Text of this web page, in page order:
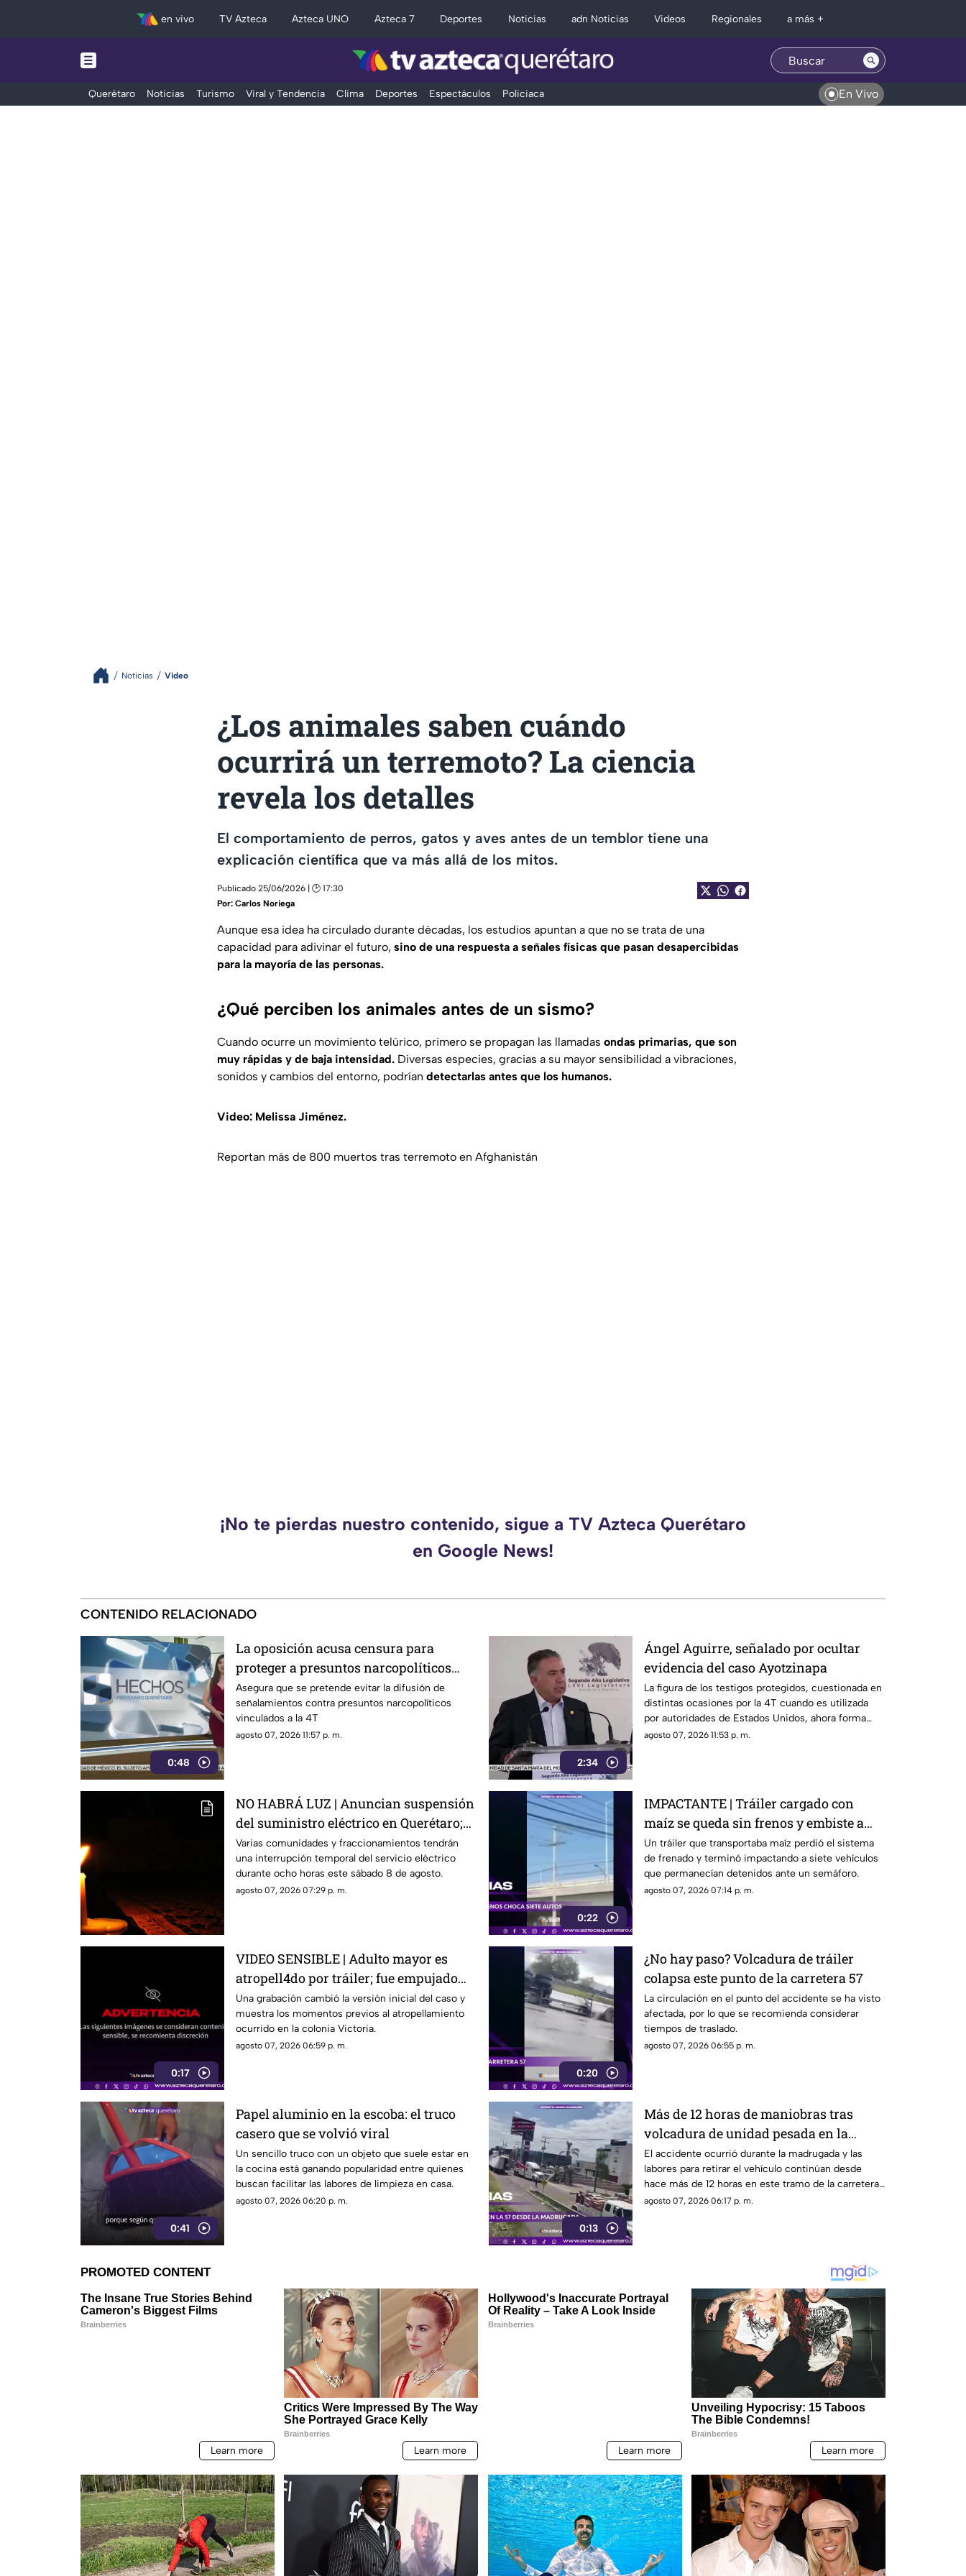
en vivo TV Azteca Azteca UNO Azteca 7 Deportes Noticias adn Noticias Videos Regionales a más +
Querétaro Noticias Turismo Viral y Tendencia Clima Deportes Espectáculos Policiaca En Vivo
Noticias Video
¿Los animales saben cuándo
ocurrirá un terremoto? La ciencia
revela los detalles
El comportamiento de perros, gatos y aves antes de un temblor tiene una
explicación científica que va más allá de los mitos.
Publicado 25/06/2026 | 🕑 17:30
Por: Carlos Noriega
Aunque esa idea ha circulado durante décadas, los estudios apuntan a que no se trata de una
capacidad para adivinar el futuro, sino de una respuesta a señales físicas que pasan desapercibidas
para la mayoría de las personas.
¿Qué perciben los animales antes de un sismo?
Cuando ocurre un movimiento telúrico, primero se propagan las llamadas ondas primarias, que son
muy rápidas y de baja intensidad. Diversas especies, gracias a su mayor sensibilidad a vibraciones,
sonidos y cambios del entorno, podrían detectarlas antes que los humanos.
Video: Melissa Jiménez.
Reportan más de 800 muertos tras terremoto en Afghanistán
¡No te pierdas nuestro contenido, sigue a TV Azteca Querétaro
en Google News!
CONTENIDO RELACIONADO
0:48
La oposición acusa censura para
proteger a presuntos narcopolíticos
vinculados a la 4T
Asegura que se pretende evitar la difusión de
señalamientos contra presuntos narcopolíticos
vinculados a la 4T
agosto 07, 2026 11:57 p. m.
2:34
Ángel Aguirre, señalado por ocultar
evidencia del caso Ayotzinapa
La figura de los testigos protegidos, cuestionada en
distintas ocasiones por la 4T cuando es utilizada
por autoridades de Estados Unidos, ahora forma
parte de los elementos de la investigación contra el
agosto 07, 2026 11:53 p. m.
NO HABRÁ LUZ | Anuncian suspensión
del suministro eléctrico en Querétaro;
estás serán las zonas afectadas
Varias comunidades y fraccionamientos tendrán
una interrupción temporal del servicio eléctrico
durante ocho horas este sábado 8 de agosto.
agosto 07, 2026 07:29 p. m.
0:22
IMPACTANTE | Tráiler cargado con
maíz se queda sin frenos y embiste a
siete vehículos
Un tráiler que transportaba maíz perdió el sistema
de frenado y terminó impactando a siete vehículos
que permanecían detenidos ante un semáforo.
agosto 07, 2026 07:14 p. m.
0:17
VIDEO SENSIBLE | Adulto mayor es
atropell4do por tráiler; fue empujado
antes de m0rir
Una grabación cambió la versión inicial del caso y
muestra los momentos previos al atropellamiento
ocurrido en la colonia Victoria.
agosto 07, 2026 06:59 p. m.
0:20
¿No hay paso? Volcadura de tráiler
colapsa este punto de la carretera 57
La circulación en el punto del accidente se ha visto
afectada, por lo que se recomienda considerar
tiempos de traslado.
agosto 07, 2026 06:55 p. m.
0:41
Papel aluminio en la escoba: el truco
casero que se volvió viral
Un sencillo truco con un objeto que suele estar en
la cocina está ganando popularidad entre quienes
buscan facilitar las labores de limpieza en casa.
agosto 07, 2026 06:20 p. m.
0:13
Más de 12 horas de maniobras tras
volcadura de unidad pesada en la
carretera 57
El accidente ocurrió durante la madrugada y las
labores para retirar el vehículo continúan desde
hace más de 12 horas en este tramo de la carretera
57.
agosto 07, 2026 06:17 p. m.